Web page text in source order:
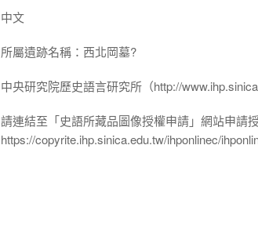
中文
所屬遺跡名稱：西北岡墓?
中央研究院歷史語言研究所（http://
請連結至「史語所藏品圖像授權申請」網站申請
https://copyrite.ihp.sinica.edu.tw/ihponlinec/